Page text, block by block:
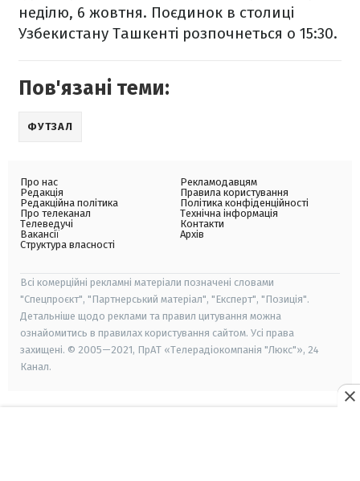
неділю, 6 жовтня. Поєдинок в столиці
Узбекистану Ташкенті розпочнеться о 15:30.
Пов'язані теми:
ФУТЗАЛ
Про нас
Редакція
Редакційна політика
Про телеканал
Телеведучі
Вакансії
Структура власності
Рекламодавцям
Правила користування
Політика конфіденційності
Технічна інформація
Контакти
Архів
Всі комерційні рекламні матеріали позначені словами
"Спецпроєкт", "Партнерський матеріал", "Експерт", "Позиція".
Детальніше щодо реклами та правил цитування можна
ознайомитись в правилах користування сайтом. Усі права
захищені. © 2005—2021, ПрАТ «Телерадіокомпанія "Люкс"», 24
Канал.